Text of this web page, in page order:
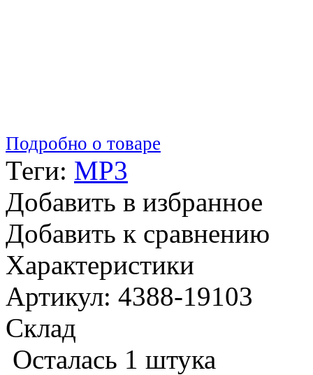
Подробно о товаре
Теги: MP3
Добавить в избранное
Добавить к сравнению
Характеристики
Артикул: 4388-19103
Склад
Осталась 1 штука